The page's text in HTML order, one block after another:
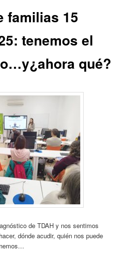
familias 15
tenemos el
qué?
de TDAH y nos sentimos
dónde acudir, quién nos puede